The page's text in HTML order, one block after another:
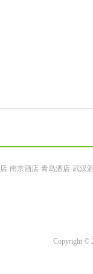
南京酒店 青岛酒店 武汉
Copyright ©